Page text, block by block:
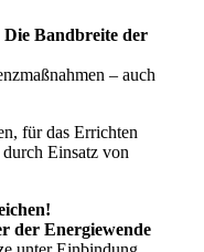
Bandbreite der
– auch
für das Errichten
Einsatz von
der Energiewende